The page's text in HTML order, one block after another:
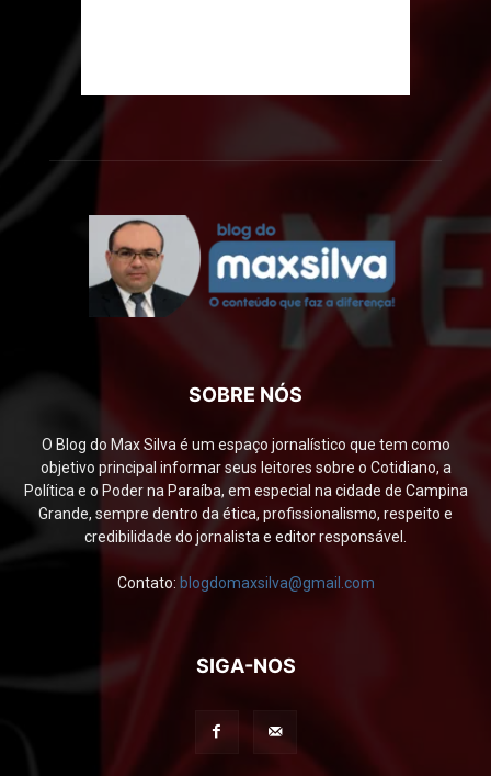
SOBRE NÓS
O Blog do Max Silva é um espaço jornalístico que tem como
objetivo principal informar seus leitores sobre o Cotidiano, a
Política e o Poder na Paraíba, em especial na cidade de Campina
Grande, sempre dentro da ética, profissionalismo, respeito e
credibilidade do jornalista e editor responsável.
Contato: blogdomaxsilva@gmail.com
SIGA-NOS